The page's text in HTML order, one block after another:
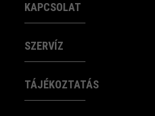
KAPCSOLAT
SZERVÍZ
TÁJÉKOZTATÁS